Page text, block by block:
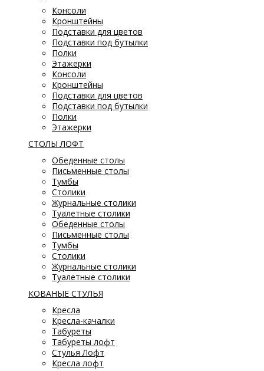
Консоли
Кронштейны
Подставки для цветов
Подставки под бутылки
Полки
Этажерки
Консоли
Кронштейны
Подставки для цветов
Подставки под бутылки
Полки
Этажерки
СТОЛЫ ЛОФТ
Обеденные столы
Письменные столы
Тумбы
Столики
Журнальные столики
Туалетные столики
Обеденные столы
Письменные столы
Тумбы
Столики
Журнальные столики
Туалетные столики
КОВАНЫЕ СТУЛЬЯ
Кресла
Кресла-качалки
Табуреты
Табуреты лофт
Стулья Лофт
Кресла лофт